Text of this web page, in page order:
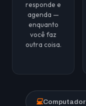
responde e
agenda —
enquanto
você faz
outra coisa.
💻Computador